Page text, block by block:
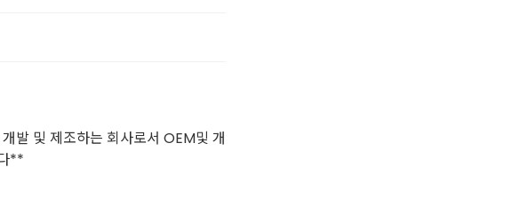
발 및 제조하는 회사로서 OEM및 개
**